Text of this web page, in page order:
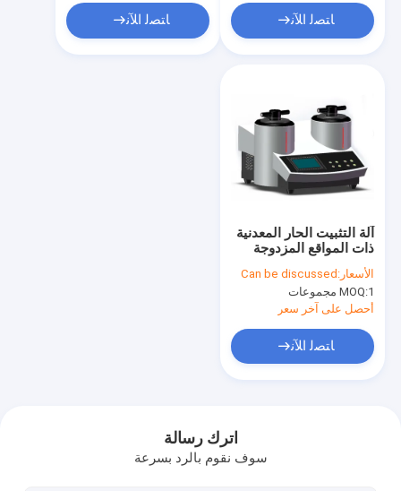
ﺎﺘﺼﻟ ﺍﻶﻧ ﺎﺘﺼﻟ ﺍﻶﻧ
آلة التثبيت الحار المعدنية
ذات المواقع المزدوجة
AMP-4ZS
الأسعار: Can be discussed
MOQ:1 مجموعات
أحصل على آخر سعر
ﺎﺘﺼﻟ ﺍﻶﻧ
اترك رسالة
سوف نقوم بالرد بسرعة